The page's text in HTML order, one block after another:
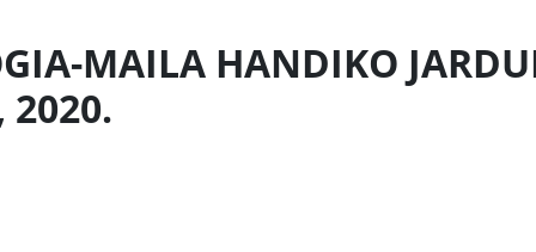
MAILA HANDIKO
2020.